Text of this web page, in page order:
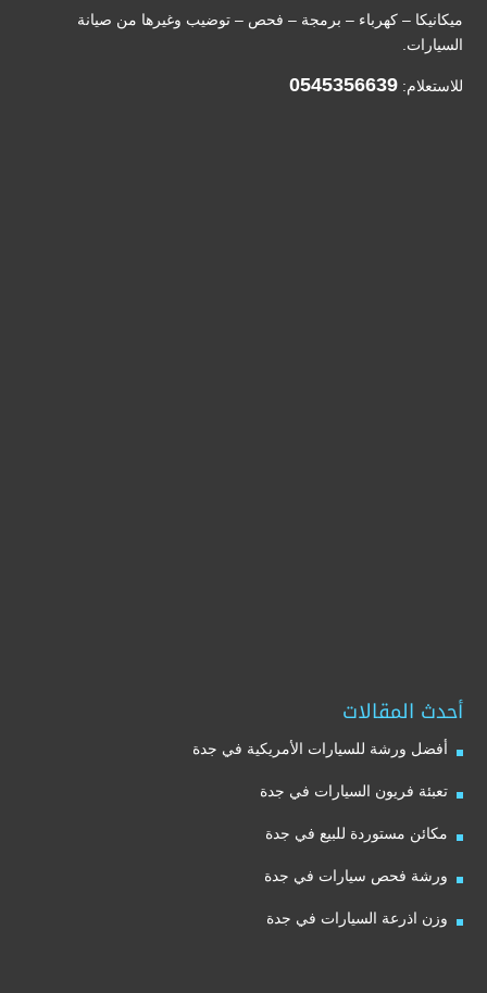
ميكانيكا – كهرباء – برمجة – فحص – توضيب وغيرها من صيانة
السيارات.
للاستعلام: 0545356639
أحدث المقالات
أفضل ورشة للسيارات الأمريكية في جدة
تعبئة فريون السيارات في جدة
مكائن مستوردة للبيع في جدة
ورشة فحص سيارات في جدة
وزن اذرعة السيارات في جدة